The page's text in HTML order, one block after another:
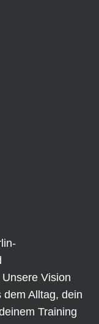
Vision
dem Alltag, dein
Training